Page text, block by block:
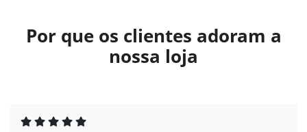
Por que os clientes adoram a
nossa loja